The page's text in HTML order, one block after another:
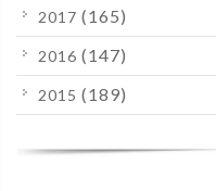
2017 (165)
2016 (147)
2015 (189)